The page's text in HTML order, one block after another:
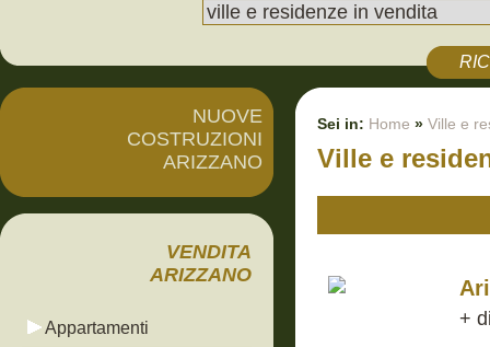
NUOVE
COSTRUZIONI
ARIZZANO
VENDITA
ARIZZANO
Appartamenti
Sei in: Home » Ville e
Ville e
+